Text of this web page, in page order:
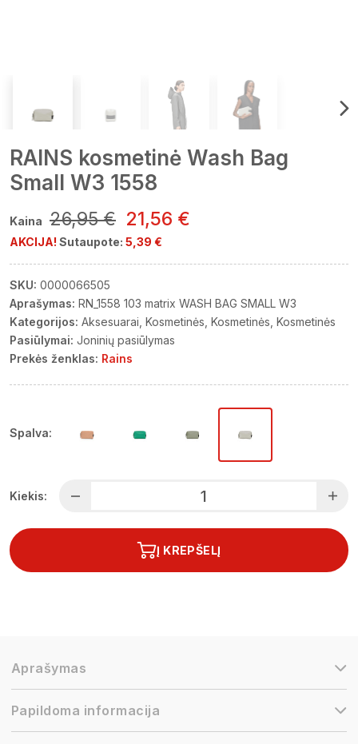
RAINS kosmetinė Wash Bag
Small W3 1558
Kaina 26,95 € 21,56 €
AKCIJA! Sutaupote: 5,39 €
SKU: 0000066505
Aprašymas: RN_1558 103 matrix WASH BAG SMALL W3
Kategorijos: Aksesuarai Kosmetinės Kosmetinės Kosmetinės
Pasiūlymai: Joninių pasiūlymas
Prekės ženklas: Rains
Spalva:
Kiekis:
Į KREPŠELĮ
Aprašymas
Papildoma informacija